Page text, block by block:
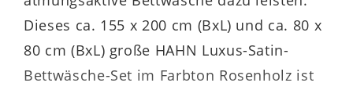
Dieses ca. 155 x 200 cm (BxL) und ca. 80 x
80 cm (BxL) große HAHN Luxus-Satin-
Bettwäsche-Set im Farbton Rosenholz ist